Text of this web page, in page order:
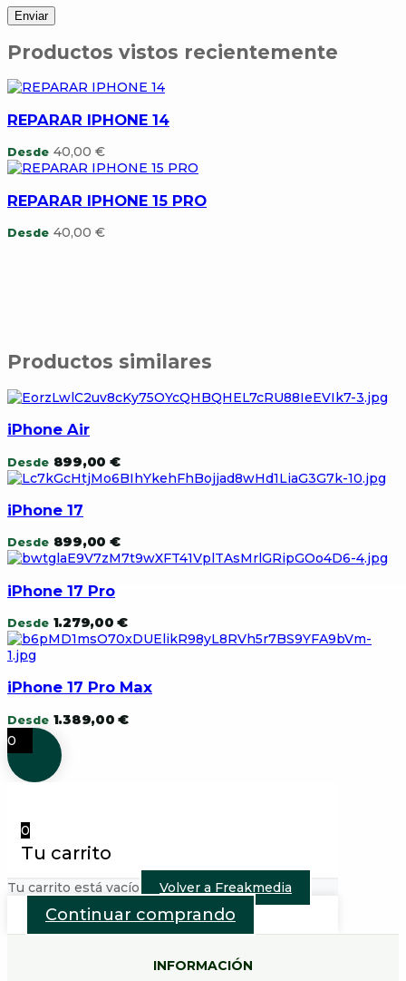
Productos vistos recientemente
REPARAR IPHONE 14
Desde 40,00 €
REPARAR IPHONE 15 PRO
Desde 40,00 €
Productos similares
iPhone Air
Desde 899,00 €
iPhone 17
Desde 899,00 €
iPhone 17 Pro
Desde 1.279,00€
iPhone 17 Pro Max
Desde 1.389,00€
0
0
Tu carrito
Tu carrito está vacío Volver a Freakmedia
Continuar comprando
INFORMACIÓN